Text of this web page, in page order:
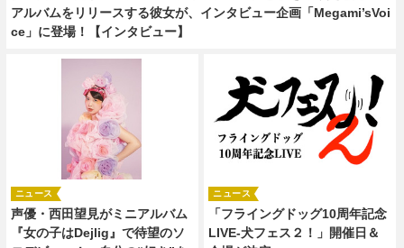
アルバムをリリースする彼女が、インタビュー企画「Megami’sVoi
ce」に登場！【インタビュー】
声優・西田望見がミニアルバム
『女の子はDejlig』で待望のソ
ニュース
「フライングドッグ10周年記念
LIVE-犬フェス２！」開催日＆
ニュース